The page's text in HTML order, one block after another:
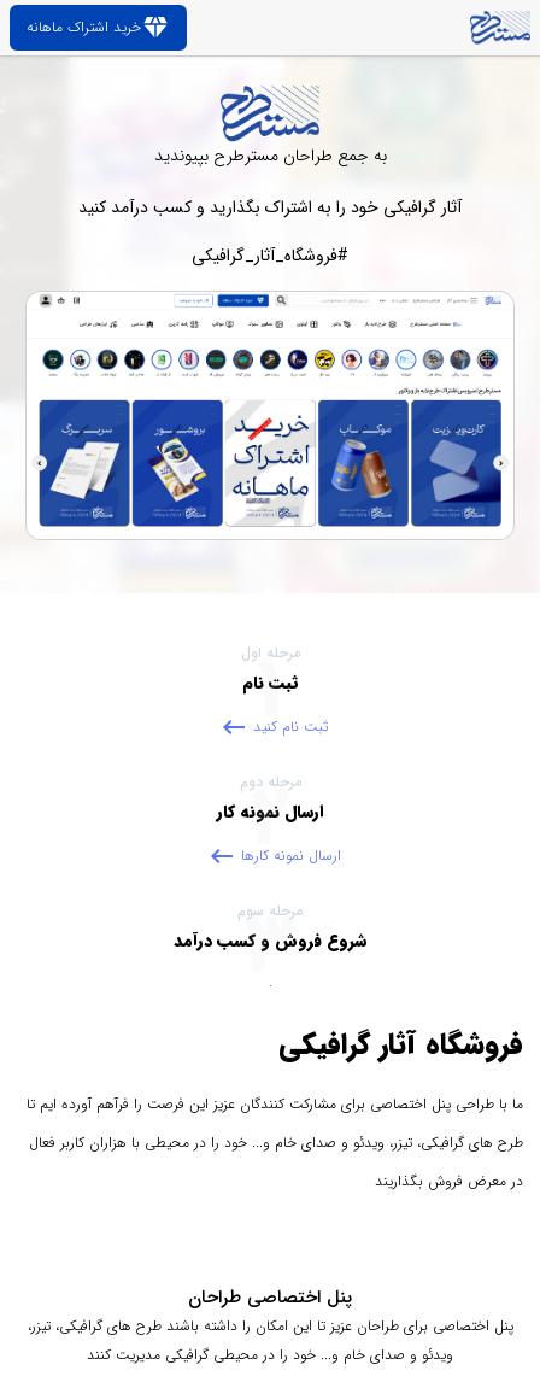
diamondخرید اشتراک ماهانه
به جمع طراحان مسترطرح بپیوندید
آثار گرافیکی خود را به اشتراک بگذارید و کسب درآمد کنید
#فروشگاه_آثار_گرافیکی
مرحله اول
ثبت نام
ثبت نام کنید keyboard_backspace1
مرحله دوم
ارسال نمونه کار
ارسال نمونه کارها keyboard_backspace 2
مرحله سوم
شروع فروش و کسب درآمد
.
3
فروشگاه آثار گرافیکی
ما با طراحی پنل اختصاصی برای مشارکت کنندگان عزیز این فرصت را فرآهم آورده ایم تا
طرح های گرافیکی، تیزر، ویدئو و صدای خام و... خود را در محیطی با هزاران کاربر فعال
در معرض فروش بگذاریند
پنل اختصاصی طراحان
پنل اختصاصی برای طراحان عزیز تا این امکان را داشته باشند طرح های گرافیکی، تیزر،
ویدئو و صدای خام و... خود را در محیطی گرافیکی مدیریت کنند